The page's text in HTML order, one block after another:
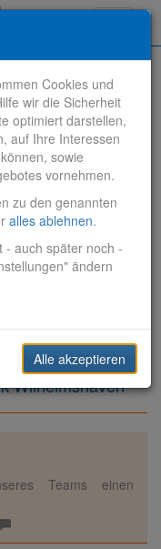
Wilhelmshaven
Teams einen
Cookies und
wir die Sicherheit
optimiert darstellen,
auf Ihre Interessen
sowie
vornehmen.
zu den genannten
alles ablehnen.
- auch später noch -
ändern
Alle akzeptieren